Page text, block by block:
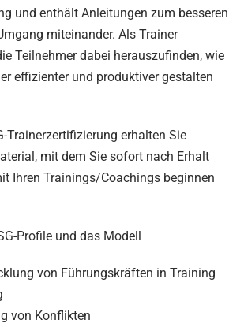
und enthält Anleitungen zum besseren
miteinander. Als Trainer
Teilnehmer dabei herauszufinden, wie
effizienter und produktiver gestalten
Trainerzertifizierung erhalten Sie
mit dem Sie sofort nach Erhalt
Ihren Trainings/Coachings beginnen
Profile und das Modell
von Führungskräften in Training
von Konflikten